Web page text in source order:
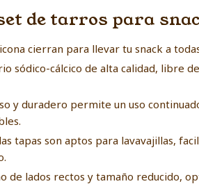
de tarros para
cierran para llevar tu snack a
sódico-cálcico de alta calidad, libre
y duradero permite un uso
tapas son aptos para lavavajillas,
de lados rectos y tamaño reducido,